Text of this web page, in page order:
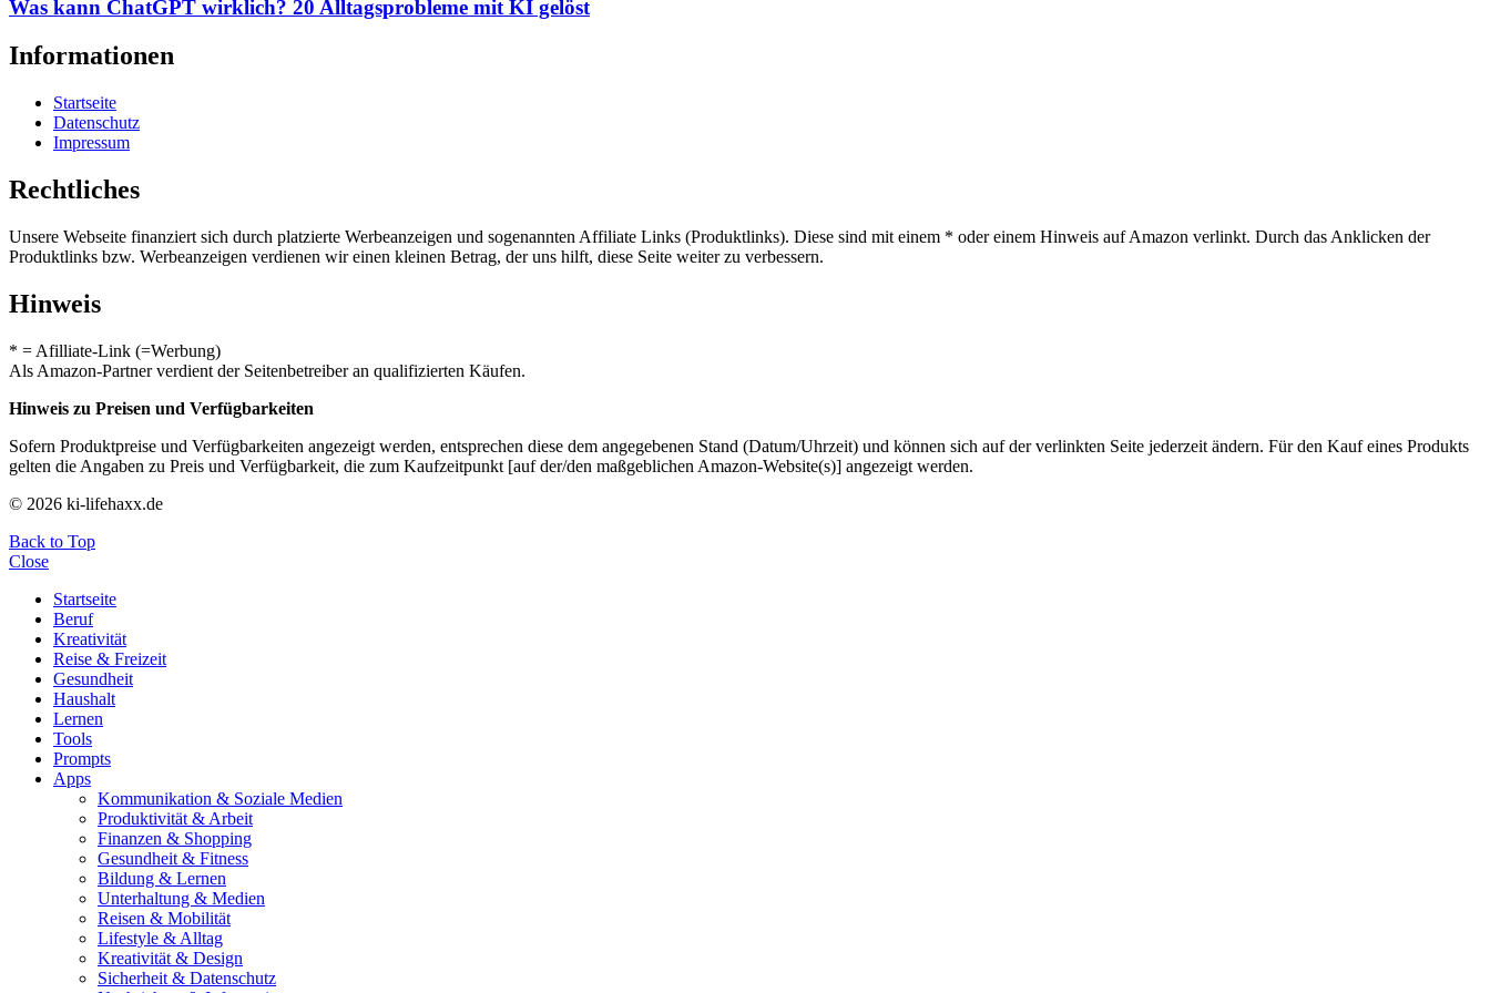
Was kann ChatGPT wirklich? 20 Alltagsprobleme mit KI gelöst
Informationen
Startseite
Datenschutz
Impressum
Rechtliches
Unsere Webseite finanziert sich durch platzierte Werbeanzeigen und sogenannten Affiliate Links (Produktlinks). Diese sind mit einem * oder einem Hinweis auf Amazon verlinkt. Durch das Anklicken der
Produktlinks bzw. Werbeanzeigen verdienen wir einen kleinen Betrag, der uns hilft, diese Seite weiter zu verbessern.
Hinweis
* = Afilliate-Link (=Werbung)
Als Amazon-Partner verdient der Seitenbetreiber an qualifizierten Käufen.
Hinweis zu Preisen und Verfügbarkeiten
Sofern Produktpreise und Verfügbarkeiten angezeigt werden, entsprechen diese dem angegebenen Stand (Datum/Uhrzeit) und können sich auf der verlinkten Seite jederzeit ändern. Für den Kauf eines Produkts
gelten die Angaben zu Preis und Verfügbarkeit, die zum Kaufzeitpunkt [auf der/den maßgeblichen Amazon-Website(s)] angezeigt werden.
© 2026 ki-lifehaxx.de
Back to Top
Close
Startseite
Beruf
Kreativität
Reise & Freizeit
Gesundheit
Haushalt
Lernen
Tools
Prompts
Apps
Kommunikation & Soziale Medien
Produktivität & Arbeit
Finanzen & Shopping
Gesundheit & Fitness
Bildung & Lernen
Unterhaltung & Medien
Reisen & Mobilität
Lifestyle & Alltag
Kreativität & Design
Sicherheit & Datenschutz